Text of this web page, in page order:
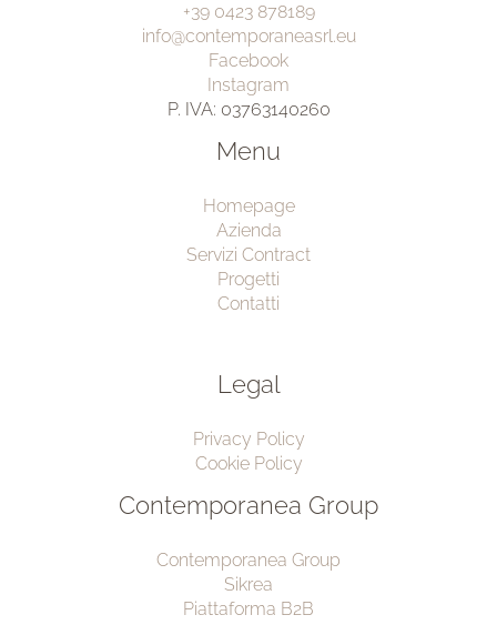
+39 0423 878189
info@contemporaneasrl.eu
Facebook
Instagram
P. IVA: 03763140260
Menu
Homepage
Azienda
Servizi Contract
Progetti
Contatti
Legal
Privacy Policy
Cookie Policy
Contemporanea Group
Contemporanea Group
Sikrea
Piattaforma B2B